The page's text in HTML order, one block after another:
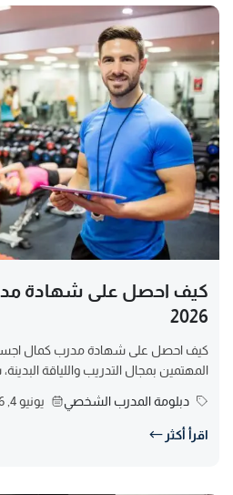
كيف احصل على شهادة
2026
كيف احصل على شهادة مدرب كمال
المهتمين بمجال التدريب واللياقة
دبلومة المدرب الشخصي يونيو 4, 2026
اقرأ أكثر